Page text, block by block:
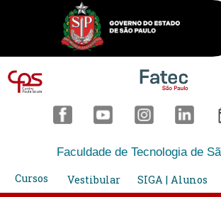
Faculdade de Tecnologia de
Cursos
Vestibular SIGA | Alunos